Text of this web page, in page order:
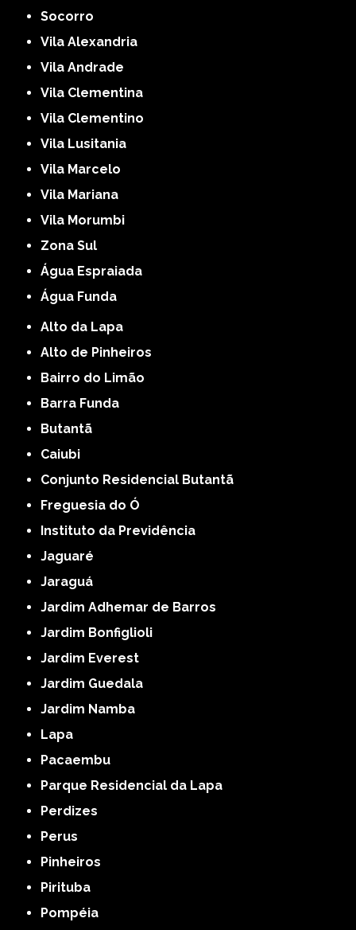
Socorro
Vila Alexandria
Vila Andrade
Vila Clementina
Vila Clementino
Vila Lusitania
Vila Marcelo
Vila Mariana
Vila Morumbi
Zona Sul
Água Espraiada
Água Funda
Alto da Lapa
Alto de Pinheiros
Bairro do Limão
Barra Funda
Butantã
Caiubi
Conjunto Residencial Butantã
Freguesia do Ó
Instituto da Previdência
Jaguaré
Jaraguá
Jardim Adhemar de Barros
Jardim Bonfiglioli
Jardim Everest
Jardim Guedala
Jardim Namba
Lapa
Pacaembu
Parque Residencial da Lapa
Perdizes
Perus
Pinheiros
Pirituba
Pompéia